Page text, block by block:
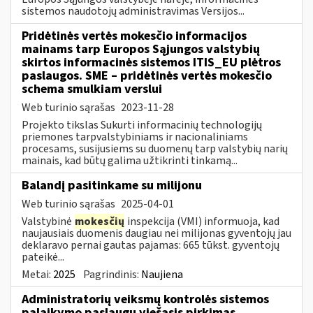
sistemos naudotojų administravimas Versijos...
Pridėtinės vertės mokesčio informacijos
mainams tarp Europos Sąjungos valstybių
skirtos informacinės sistemos ITIS_EU plėtros
paslaugos. SME – pridėtinės vertės mokesčio
schema smulkiam verslui
Web turinio sąrašas 2023-11-28
Projekto tikslas Sukurti informacinių technologijų
priemones tarpvalstybiniams ir nacionaliniams
procesams, susijusiems su duomenų tarp valstybių narių
mainais, kad būtų galima užtikrinti tinkamą...
Balandį pasitinkame su milijonu
Web turinio sąrašas 2025-04-01
Valstybinė mokesčių inspekcija (VMI) informuoja, kad
naujausiais duomenis daugiau nei milijonas gyventojų jau
deklaravo pernai gautas pajamas: 665 tūkst. gyventojų
pateikė...
Metai: 2025 Pagrindinis: Naujiena
Administratorių veiksmų kontrolės sistemos